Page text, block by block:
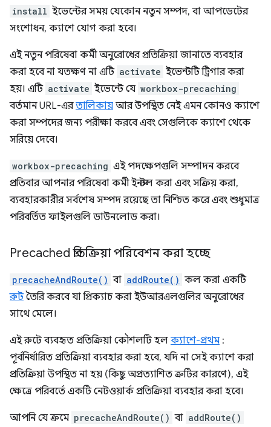
install ইভেন্টের সময় যেকোন নতুন সম্পদ, বা আপডেটের
সংশোধন, ক্যাশে যোগ করা হবে।
এই নতুন পরিষেবা কর্মী অনুরোধের প্রতিক্রিয়া জানাতে ব্যবহার
করা হবে না যতক্ষণ না এটি activate ইভেন্টটি ট্রিগার করা
হয়। এটি activate ইভেন্টে যে workbox-precaching
বর্তমান URL-এরতালিকায় আর উপস্থিত নেই এমন কোনও ক্যাশে
করা সম্পদের জন্য পরীক্ষা করবে এবং সেগুলিকে ক্যাশে থেকে
সরিয়ে দেবে।
workbox-precaching এই পদক্ষেপগুলি সম্পাদন করবে
প্রতিবার আপনার পরিষেবা কর্মী ইনস্টল করা এবং সক্রিয় করা,
ব্যবহারকারীর সর্বশেষ সম্পদ রয়েছে তা নিশ্চিত করে এবং শুধুমাত্র
পরিবর্তিত ফাইলগুলি ডাউনলোড করা।
Precached প্রতিক্রিয়া পরিবেশন করা হচ্ছে
precacheAndRoute() বা addRoute() কল করা একটি
রুটতৈরি করবে যা প্রিক্যাচ করা ইউআরএলগুলির অনুরোধের
সাথে মেলে।
এই রুটে ব্যবহৃত প্রতিক্রিয়া কৌশলটি হল ক্যাশে-প্রথম :
পূর্বনির্ধারিত প্রতিক্রিয়া ব্যবহার করা হবে, যদি না সেই ক্যাশে করা
প্রতিক্রিয়া উপস্থিত না হয় (কিছু অপ্রত্যাশিত ত্রুটির কারণে), এই
ক্ষেত্রে পরিবর্তে একটি নেটওয়ার্ক প্রতিক্রিয়া ব্যবহার করা হবে।
আপনি যে ক্রমে precacheAndRoute() বা addRoute()